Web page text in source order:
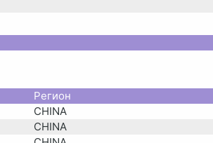
Регион
CHINA
CHINA